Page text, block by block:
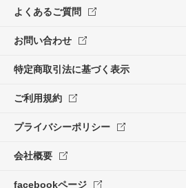
よくあるご質問
お問い合わせ
特定商取引法に基づく表示
ご利用規約
プライバシーポリシー
会社概要
facebookページ